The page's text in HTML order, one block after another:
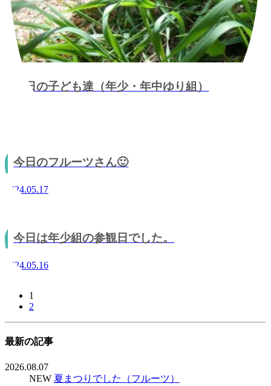
今日の子ども達（年少・年中ゆり組）
今日のフルーツさん🙂
2024.05.17
今日は年少組の参観日でした。
2024.05.16
1
2
最新の記事
2026.08.07
NEW 夏まつりでした（フルーツ）